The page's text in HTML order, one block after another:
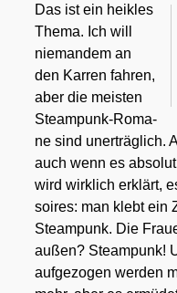
Das ist ein heik­les
The­ma. Ich will
nie­man­dem an
den Kar­ren fah­ren,
aber die meis­ten
Steam­punk-Roma­
ne sind uner­träg­lich.
auch wenn es
wird wirk­lich erklärt,
soires: man klebt ein
Steam­punk. Die
außen? Steam­punk!
auf­ge­zo­gen wer­den